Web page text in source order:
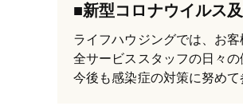
■新型コロナウイルス
ライフハウジングでは、お
全サービススタッフの日々
今後も感染症の対策に努め